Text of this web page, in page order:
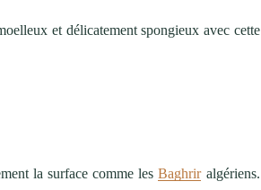
et délicatement spongieux avec cette
la surface comme lesBaghriralgériens.